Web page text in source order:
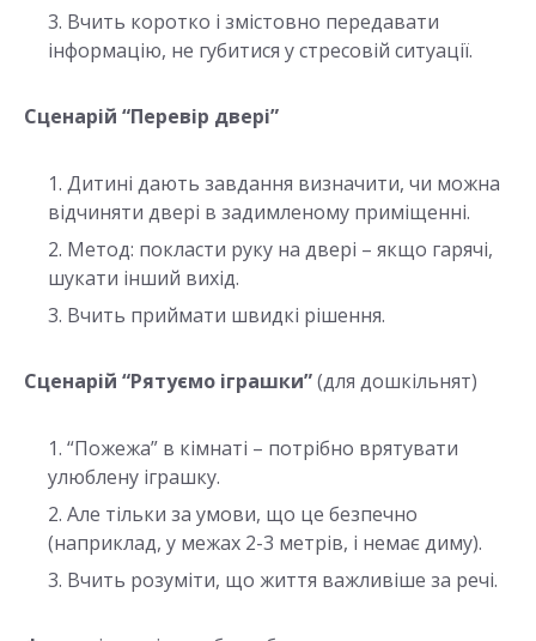
Вчить коротко і змістовно передавати
інформацію, не губитися у стресовій ситуації.
Сценарій “Перевір двері”
Дитині дають завдання визначити, чи можна
відчиняти двері в задимленому приміщенні.
Метод: покласти руку на двері – якщо гарячі,
шукати інший вихід.
Вчить приймати швидкі рішення.
Сценарій “Рятуємо іграшки”(для дошкільнят)
“Пожежа” в кімнаті – потрібно врятувати
улюблену іграшку.
Але тільки за умови, що це безпечно
(наприклад, у межах 2-3 метрів, і немає диму).
Вчить розуміти, що життя важливіше за речі.